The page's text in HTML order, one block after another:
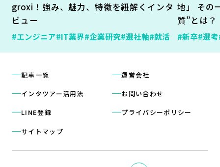
groxi！強み、魅力、特徴を紐解くインタ
ビュー
#エンジニア#IT業界#企業研究#選社軸#就活
地」 その
質”とは？
#新卒#選考
記事一覧
インタツアー活用法
LINE登録
サイトマップ
運営会社
お問い合わせ
プライバシーポリシー